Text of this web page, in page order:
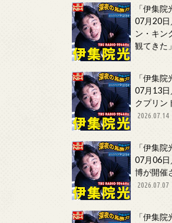
「伊集
07月20
ン・キン
観てきた
「伊集
07月13
クプリン
2026.07.14
「伊集
07月06
博が開催
2026.07.07
「伊集